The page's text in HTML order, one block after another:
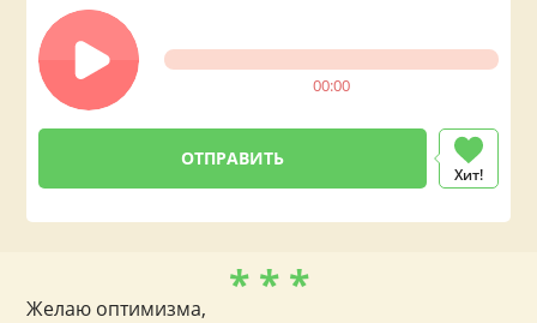
00:00
Хит!
* * *
Желаю оптимизма,